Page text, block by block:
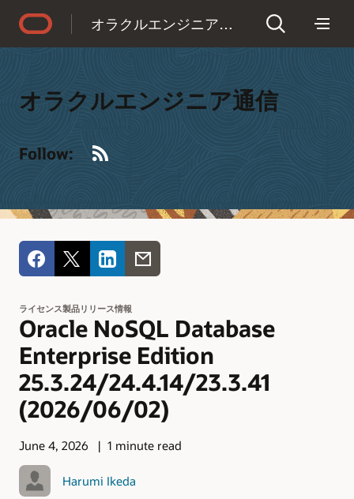
オラクルエンジニア通信
オラクルエンジニア通信
Follow:
ライセンス製品リリース情報
Oracle NoSQL Database
Enterprise Edition
25.3.24/24.4.14/23.3.41
(2026/06/02)
June 4, 2026 1 minute read
Harumi Ikeda